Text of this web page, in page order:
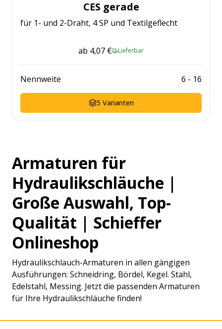
CES gerade
für 1- und 2-Draht, 4 SP und Textilgeflecht
ab 4,07 € Lieferbar
Nennweite 6 - 16
5 Varianten
Armaturen für
Hydraulikschläuche |
Große Auswahl, Top-
Qualität | Schieffer
Onlineshop
Hydraulikschlauch-Armaturen in allen gängigen
Ausführungen: Schneidring, Bördel, Kegel. Stahl,
Edelstahl, Messing. Jetzt die passenden Armaturen
für Ihre Hydraulikschläuche finden!